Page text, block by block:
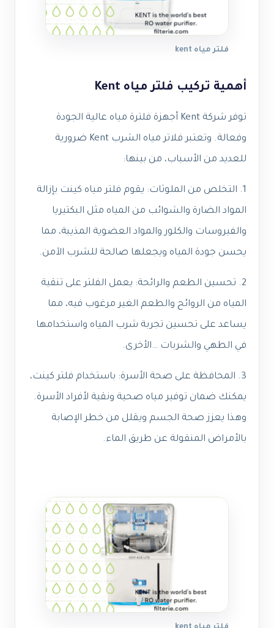
فلتر مياه kent
أهمية تركيب فلتر مياه Kent
توفر شركة Kent أجهزة فلترة مياه عالية الجودة
وفعالة. وتعتبر فلاتر مياه الشرب Kent ضرورية
للعديد من الأسباب، من بينها:
1. التخلص من الملوثات: يقوم فلتر مياه كينت بإزالة
المواد الضارة والشوائب من المياه مثل البكتيريا
والفيروسات والكلور والمواد العضوية المذيبة، مما
يحسن جودة المياه ويجعلها صالحة للشرب الآمن.
2. تحسين الطعم والرائحة: يعمل الفلتر على تنقية
المياه من الروائح والطعم الغير مرغوب فيه، مما
يساعد على تحسين تجربة شرب المياه واستخدامها
في الطهي والشربات …الأخرى.
3. المحافظة على صحة الأسرة: باستخدام فلتر كينت،
يمكنك ضمان توفير مياه صحية ونقية لأفراد الأسرة.
وهذا يعزز صحة الجسم ويقلل من خطر الإصابة
بالأمراض المنقولة عن طريق الماء.